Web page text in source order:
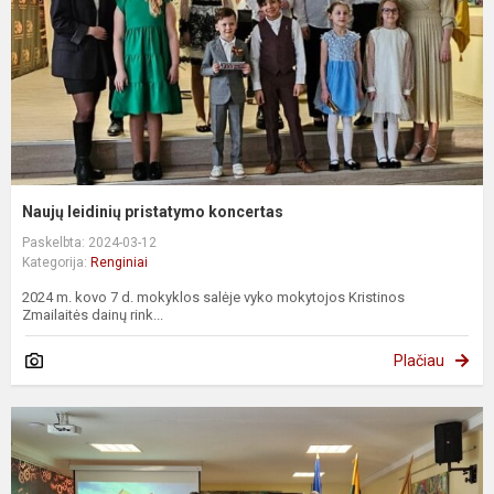
Naujų leidinių pristatymo koncertas
Paskelbta: 2024-03-12
Kategorija: Renginiai
2024 m. kovo 7 d. mokyklos salėje vyko mokytojos Kristinos
Zmailaitės dainų rink...
Plačiau